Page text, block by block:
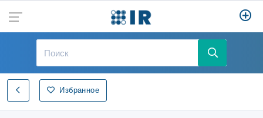
Избранное